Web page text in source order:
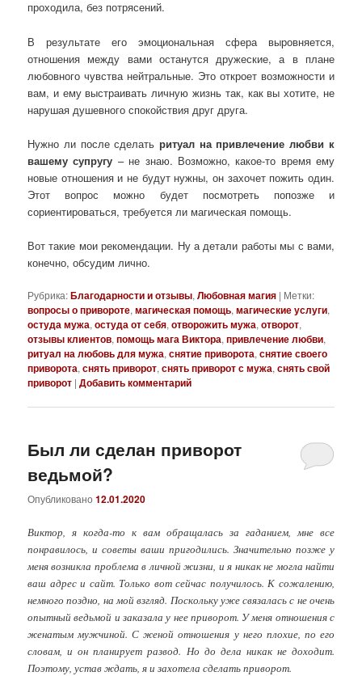
проходила, без потрясений.
В результате его эмоциональная сфера выровняется,
отношения между вами останутся дружеские, а в плане
любовного чувства нейтральные. Это откроет возможности и
вам, и ему выстраивать личную жизнь так, как вы хотите, не
нарушая душевного спокойствия друг друга.
Нужно ли после сделать ритуал на привлечение любви к
вашему супругу – не знаю. Возможно, какое-то время ему
новые отношения и не будут нужны, он захочет пожить один.
Этот вопрос можно будет посмотреть попозже и
сориентироваться, требуется ли магическая помощь.
Вот такие мои рекомендации. Ну а детали работы мы с вами,
конечно, обсудим лично.
Рубрика:Благодарности и отзывы,Любовная магия | Метки:
вопросы о привороте,магическая помощь,магические услуги,
остуда мужа,остуда от себя,отворожить мужа,отворот,
отзывы клиентов,помощь мага Виктора,привлечение любви,
ритуал на любовь для мужа,снятие приворота,снятие своего
приворота,снять приворот,снять приворот с мужа,снять свой
приворот |Добавить комментарий
Был ли сделан приворот
ведьмой?
Опубликовано12.01.2020
Виктор, я когда-то к вам обращалась за гаданием, мне все
понравилось, и советы ваши пригодились. Значительно позже у
меня возникла проблема в личной жизни, и я никак не могла найти
ваш адрес и сайт. Только вот сейчас получилось. К сожалению,
немного поздно, на мой взгляд. Поскольку уже связалась с не очень
опытный ведьмой и заказала у нее приворот. У меня отношения с
женатым мужчиной. С женой отношения у него плохие, по его
словам, и он планирует развод. Но до дела никак не доходит.
Поэтому, устав ждать, я и захотела сделать приворот.